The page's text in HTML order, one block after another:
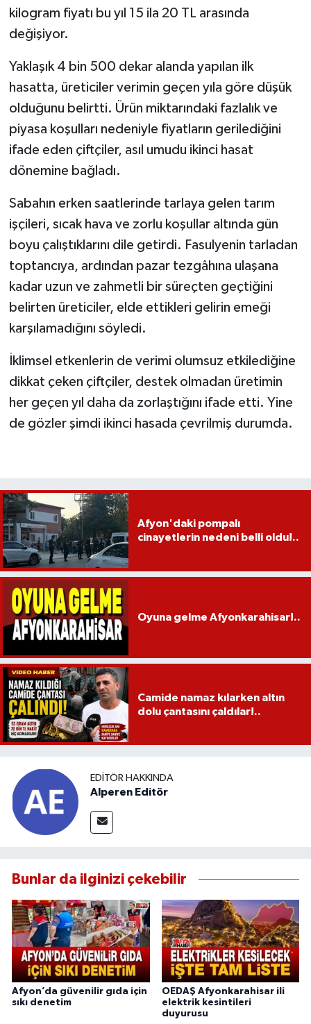
kilogram fiyatı bu yıl 15 ila 20 TL arasında
değişiyor.
Yaklaşık 4 bin 500 dekar alanda yapılan ilk
hasatta, üreticiler verimin geçen yıla göre düşük
olduğunu belirtti. Ürün miktarındaki fazlalık ve
piyasa koşulları nedeniyle fiyatların gerilediğini
ifade eden çiftçiler, asıl umudu ikinci hasat
dönemine bağladı.
Sabahın erken saatlerinde tarlaya gelen tarım
işçileri, sıcak hava ve zorlu koşullar altında gün
boyu çalıştıklarını dile getirdi. Fasulyenin tarladan
toptancıya, ardından pazar tezgâhına ulaşana
kadar uzun ve zahmetli bir süreçten geçtiğini
belirten üreticiler, elde ettikleri gelirin emeği
karşılamadığını söyledi.
İklimsel etkenlerin de verimi olumsuz etkilediğine
dikkat çeken çiftçiler, destek olmadan üretimin
her geçen yıl daha da zorlaştığını ifade etti. Yine
de gözler şimdi ikinci hasada çevrilmiş durumda.
Afyon'daki pompalı
cinayetlerin nedeni belli oldu!..
Oyuna gelme Afyonkarahisar!..
Camide namaz kılarken altın
dolu çantasını çaldılar!..
EDITÖR HAKKINDA
Alperen Editör
Bunlar da ilginizi çekebilir
Afyon’da güvenilir gıda için
sıkı denetim
OEDAŞ Afyonkarahisar ili
elektrik kesintileri
duyurusu